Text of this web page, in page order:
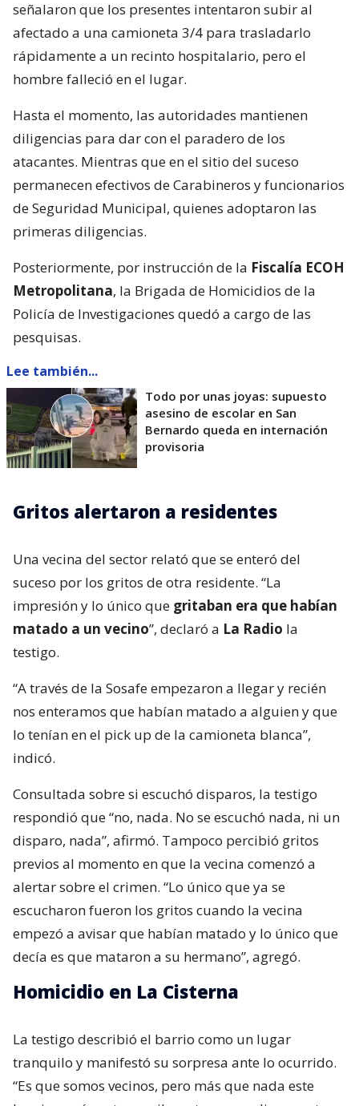
señalaron que los presentes intentaron subir al
afectado a una camioneta 3/4 para trasladarlo
rápidamente a un recinto hospitalario, pero el
hombre falleció en el lugar.
Hasta el momento, las autoridades mantienen
diligencias para dar con el paradero de los
atacantes. Mientras que en el sitio del suceso
permanecen efectivos de Carabineros y funcionarios
de Seguridad Municipal, quienes adoptaron las
primeras diligencias.
Posteriormente, por instrucción de la Fiscalía ECOH
Metropolitana, la Brigada de Homicidios de la
Policía de Investigaciones quedó a cargo de las
pesquisas.
Lee también...
Todo por unas joyas: supuesto
asesino de escolar en San
Bernardo queda en internación
provisoria
Gritos alertaron a residentes
Una vecina del sector relató que se enteró del
suceso por los gritos de otra residente. “La
impresión y lo único que gritaban era que habían
matado a un vecino”, declaró a La Radio la
testigo.
“A través de la Sosafe empezaron a llegar y recién
nos enteramos que habían matado a alguien y que
lo tenían en el pick up de la camioneta blanca”,
indicó.
Consultada sobre si escuchó disparos, la testigo
respondió que “no, nada. No se escuchó nada, ni un
disparo, nada”, afirmó. Tampoco percibió gritos
previos al momento en que la vecina comenzó a
alertar sobre el crimen. “Lo único que ya se
escucharon fueron los gritos cuando la vecina
empezó a avisar que habían matado y lo único que
decía es que mataron a su hermano”, agregó.
Homicidio en La Cisterna
La testigo describió el barrio como un lugar
tranquilo y manifestó su sorpresa ante lo ocurrido.
“Es que somos vecinos, pero más que nada este